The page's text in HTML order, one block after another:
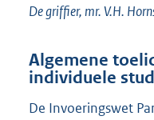
De griffier, mr. V.H.
Algemene
individuele
De Invoeringswet